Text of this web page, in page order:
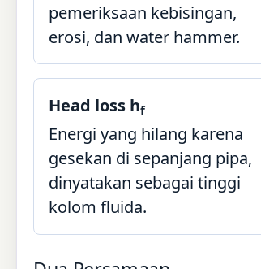
pemeriksaan kebisingan,
erosi, dan water hammer.
Head loss hf
Energi yang hilang karena
gesekan di sepanjang pipa,
dinyatakan sebagai tinggi
kolom fluida.